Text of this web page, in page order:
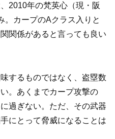
2010年の梵英心（現・阪
。カープのAクラス入りと
関係があると言っても良い
するものではなく、盗塁数
。あくまでカープ攻撃の
過ぎない。ただ、その武器
にとって脅威になることは